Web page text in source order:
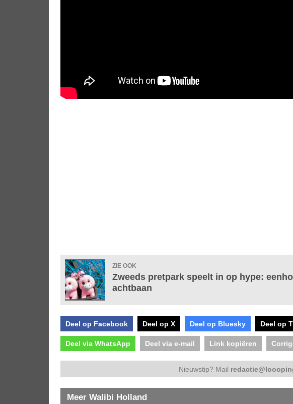
ZIE OOK
Zweeds pretpark speelt in op hype:
achtbaan
Deel op Facebook Deel op X Deel op Bluesky Deel op
Deel via WhatsApp Deel via e-mail Link kopiëren
Nieuwstip? Mail
Meer Walibi Holland